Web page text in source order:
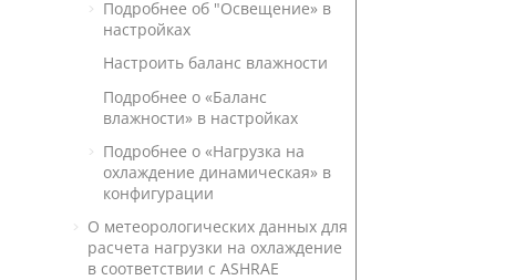
Подробнее об "Освещение» в
настройках
Настроить баланс влажности
Подробнее о «Баланс
влажности» в настройках
Подробнее о «Нагрузка на
охлаждение динамическая» в
конфигурации
О метеорологических данных для
расчета нагрузки на охлаждение
в соответствии с ASHRAE